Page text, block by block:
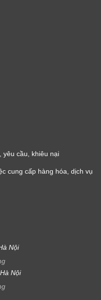
yêu cầu, khiêu nại
cung cấp hàng hóa, dịch vụ
Nội
Nội